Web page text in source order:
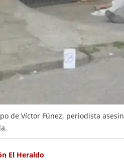
de Víctor Fúnez, periodista
El Heraldo